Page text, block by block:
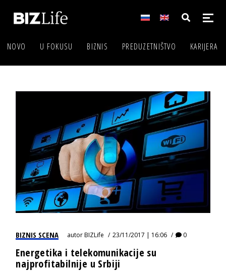
NOVO U FOKUSU BIZNIS PREDUZETNIŠTVO KARIJERA
BIZNIS SCENA autorBIZLife 23/11/2017 | 16:06 0
Energetika i telekomunikacije su
najprofitabilnije u Srbiji